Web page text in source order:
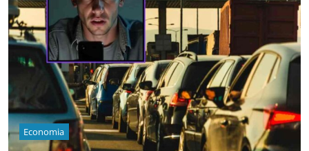
Economia